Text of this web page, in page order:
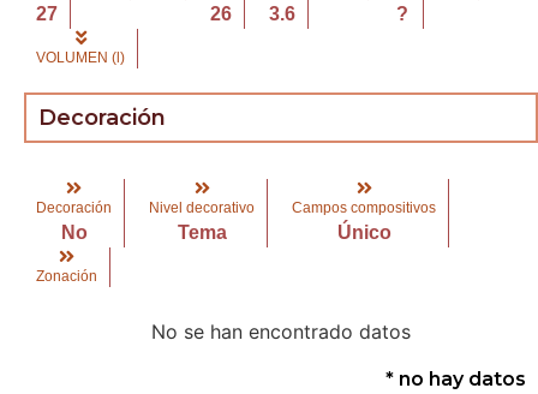
27 26 3.6 ?
VOLUMEN (l)
Decoración
Decoración
No
Nivel decorativo
Tema
Campos compositivos
Único
Zonación
No se han encontrado datos
* no hay datos